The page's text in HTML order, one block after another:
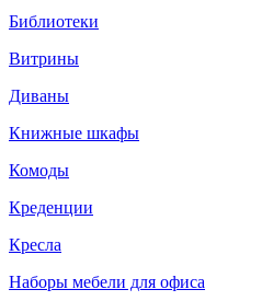
Библиотеки
Витрины
Диваны
Книжные шкафы
Комоды
Креденции
Кресла
Наборы мебели для офиса